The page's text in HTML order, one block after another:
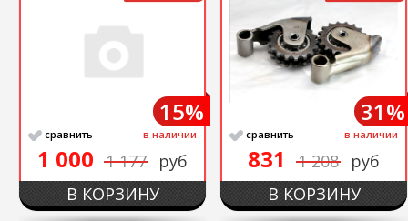
сравнить в наличии
1 000 1 177 руб
15%
В КОРЗИНУ
сравнить в наличии
831 1 208 руб
31%
В КОРЗИНУ